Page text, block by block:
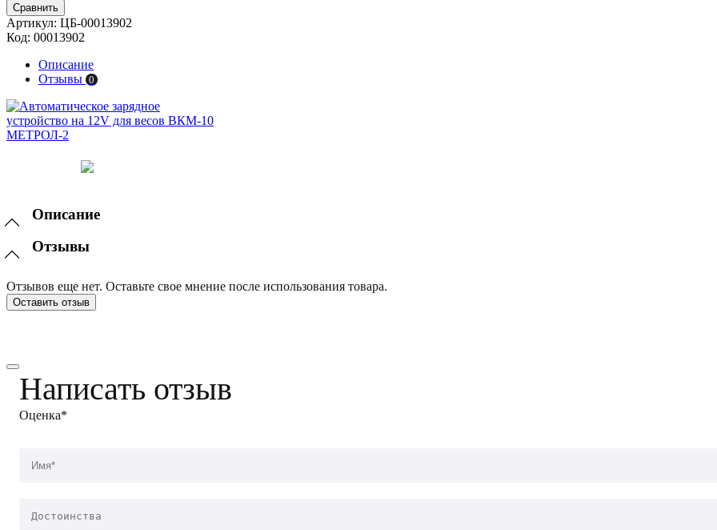
Сравнить
Артикул: ЦБ-00013902
Код: 00013902
Описание
Отзывы 0
Описание
Отзывы
Отзывов еще нет. Оставьте свое мнение после использования товара.
Оставить отзыв
Написать отзыв
Оценка*